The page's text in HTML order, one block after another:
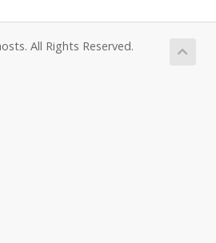
All Rights Reserved.